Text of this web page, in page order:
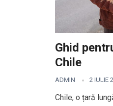
Ghid
Chile
ADMIN 2 IULIE
Chile, o țară